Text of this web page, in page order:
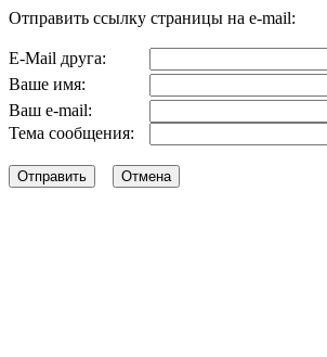
Отправить ссылку страницы на e-mail:
E-Mail друга:
Ваше имя:
Ваш e-mail:
Тема сообщения: